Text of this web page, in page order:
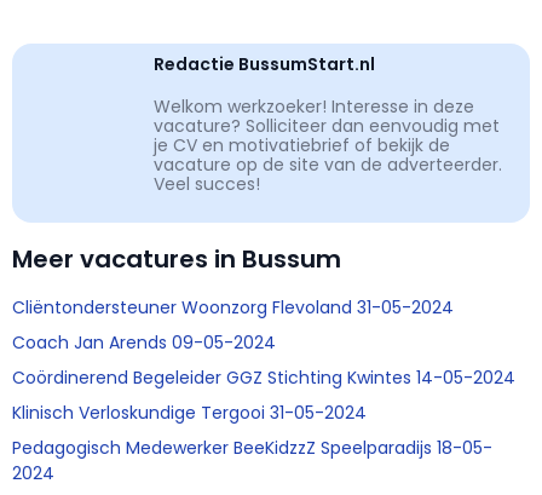
Redactie BussumStart.nl
Welkom werkzoeker! Interesse in deze
vacature? Solliciteer dan eenvoudig met
je CV en motivatiebrief of bekijk de
vacature op de site van de adverteerder.
Veel succes!
Meer vacatures in Bussum
Cliëntondersteuner Woonzorg Flevoland 31-05-2024
Coach Jan Arends 09-05-2024
Coördinerend Begeleider GGZ Stichting Kwintes 14-05-2024
Klinisch Verloskundige Tergooi 31-05-2024
Pedagogisch Medewerker BeeKidzzZ Speelparadijs 18-05-
2024